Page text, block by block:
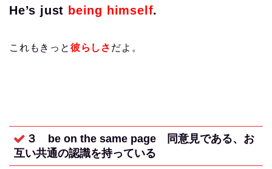
He’s just being himself.
これもきっと 彼らしさ だよ。
３ be on the same page 同意見である、お
互い共通の認識を持っている